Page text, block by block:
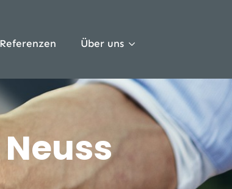
Referenzen Über uns